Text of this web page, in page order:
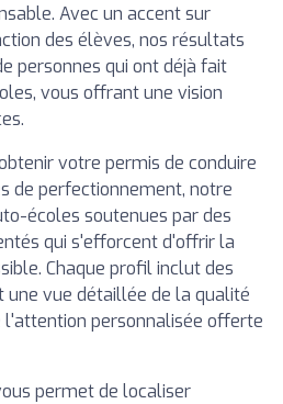
Avec un accent sur
des élèves, nos résultats
personnes qui ont déjà fait
vous offrant une vision
votre permis de conduire
de perfectionnement, notre
écoles soutenues par des
qui s'efforcent d'offrir la
Chaque profil inclut des
une vue détaillée de la qualité
personnalisée offerte
permet de localiser